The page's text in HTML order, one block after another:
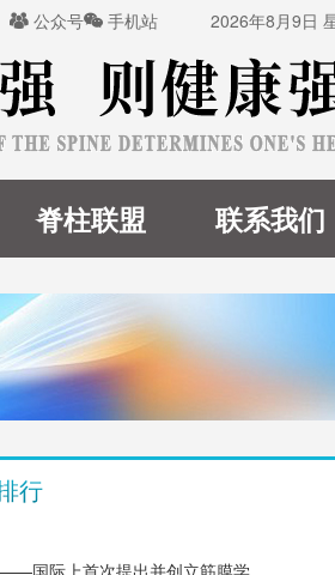
 公众号 手机站 2026年8月9日
脊柱联盟 联系我们
行
国际上首次提出并创立筋膜学